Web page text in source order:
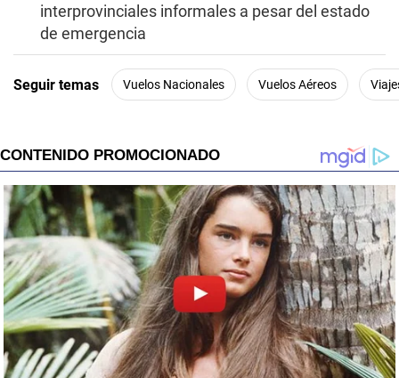
interprovinciales informales a pesar del estado
de emergencia
Seguir temas Vuelos Nacionales Vuelos Aéreos